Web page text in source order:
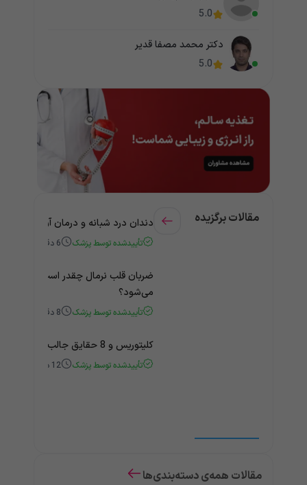
5.0
دکتر محمد مصفا قدیر
5.0
مقالات برگزیده دندان درد شبانه و درمان آن +
تأییدشده توسط پزشک 6 دقیقه
ضربان قلب نرمال چقدر است؟ چه
می‌شود؟
تأییدشده توسط پزشک 8 دقیقه
کلیتوریس و 8 حقایق جالب و باورنکردنی درباره آن
تأییدشده توسط پزشک 12 دقیقه
مقالات همه‌ی دسته‌بندی‌ها